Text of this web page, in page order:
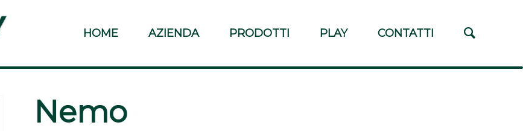
HOME AZIENDA PRODOTTI PLAY CONTATTI
Nemo